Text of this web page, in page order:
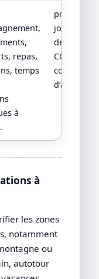
repas,
temps
à
jour par
devis
CGV/CPV et
conditions
à
les zones
notamment
ou
autotour